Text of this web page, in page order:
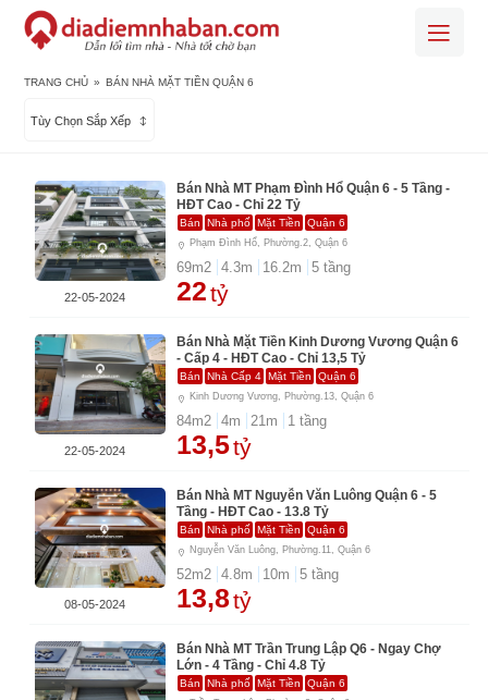
TRANG CHỦ » BÁN NHÀ MẶT TIỀN QUẬN 6
Tùy Chọn Sắp Xếp
Bán Nhà MT Phạm Đình Hổ Quận 6 - 5 Tầng -
HĐT Cao - Chỉ 22 Tỷ
Bán Nhà phố Mặt Tiền Quận 6
Phạm Đình Hổ, Phường.2, Quận 6
69m2 4.3m 16.2m 5 tầng
22tỷ
22-05-2024
Bán Nhà Mặt Tiền Kinh Dương Vương Quận 6
- Cấp 4 - HĐT Cao - Chỉ 13,5 Tỷ
Bán Nhà Cấp 4 Mặt Tiền Quận 6
Kinh Dương Vương, Phường.13, Quận 6
84m2 4m 21m 1 tầng
13,5tỷ
22-05-2024
Bán Nhà MT Nguyễn Văn Luông Quận 6 - 5
Tầng - HĐT Cao - 13.8 Tỷ
Bán Nhà phố Mặt Tiền Quận 6
Nguyễn Văn Luông, Phường.11, Quận 6
52m2 4.8m 10m 5 tầng
13,8tỷ
08-05-2024
Bán Nhà MT Trần Trung Lập Q6 - Ngay Chợ
Lớn - 4 Tầng - Chỉ 4.8 Tỷ
Bán Nhà phố Mặt Tiền Quận 6